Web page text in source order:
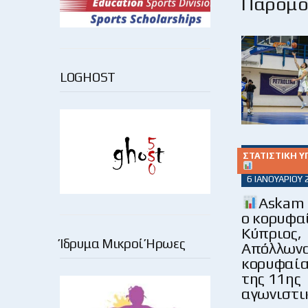
LOGHOST
Ίδρυμα Μικροί Ήρωες
ΣΤΑΤΙΣΤΙΚΉ
6 ΙΑΝΟΥΑΡΊΟΥ
ο
Κύπριος,
της 11ης